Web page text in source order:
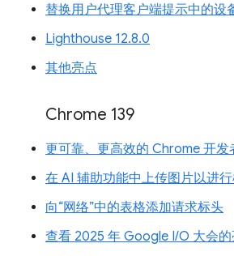
替换用户代理客户端提示中的设
Lighthouse 12.8.0
其他亮点
Chrome 139
更可靠、更高效的 Chrome 开发
在 AI 辅助功能中上传图片以进
向“网络”中的表格添加请求标头
查看 2025 年 Google I/O 大会的